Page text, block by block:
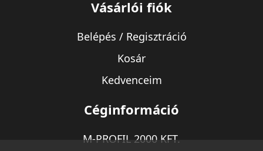
Vásárlói fiók
Belépés / Regisztráció
Kosár
Kedvenceim
Céginformáció
M-PROFIL 2000 KFT.